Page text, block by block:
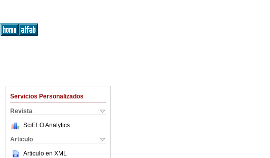
Servicios Personalizados
Revista
SciELO Analytics
Articulo
Articulo en XML